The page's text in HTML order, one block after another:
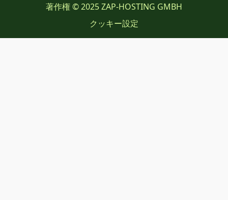
著作権 © 2025 ZAP-HOSTING GMBH
クッキー設定